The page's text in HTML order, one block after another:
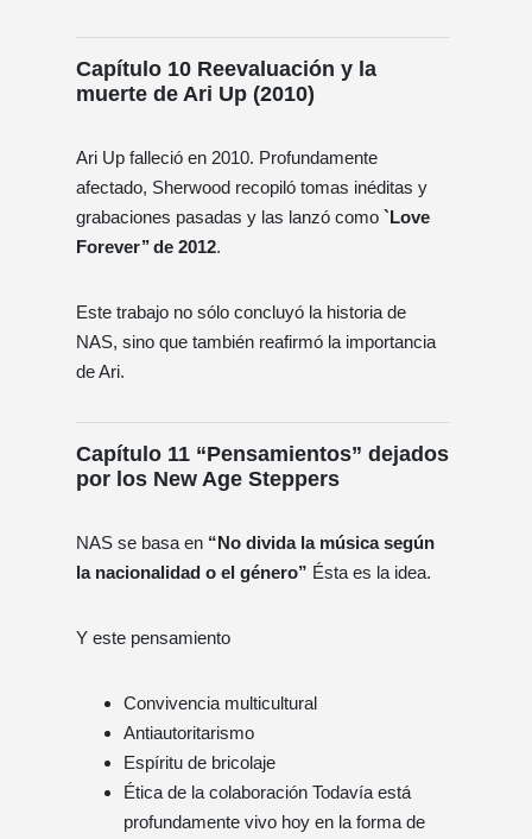
Capítulo 10 Reevaluación y la
muerte de Ari Up (2010)
Ari Up falleció en 2010. Profundamente
afectado, Sherwood recopiló tomas inéditas y
grabaciones pasadas y las lanzó como `Love
Forever’’ de 2012.
Este trabajo no sólo concluyó la historia de
NAS, sino que también reafirmó la importancia
de Ari.
Capítulo 11 “Pensamientos” dejados
por los New Age Steppers
NAS se basa en “No divida la música según
la nacionalidad o el género” Ésta es la idea.
Y este pensamiento
Convivencia multicultural
Antiautoritarismo
Espíritu de bricolaje
Ética de la colaboración Todavía está
profundamente vivo hoy en la forma de